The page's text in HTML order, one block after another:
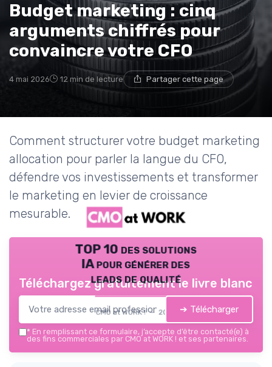
Budget marketing : cinq
arguments chiffrés pour
convaincre votre CFO
4 mai 2026 12 min de lecture Partager cette page
Comment structurer votre budget marketing
allocation pour parler la langue du CFO,
défendre vos investissements et transformer
le marketing en levier de croissance
mesurable.
TOP 10 des solutions
IA pour générer des
leads de qualité
CMO at WORK ! — 2026
Téléchargez gratuitement le livre blanc
➔ Télécharger
* En remplissant ce formulaire, j’accepte d’être contacté(e) à
des fins commerciales par CMO at WORK ! et ses partenaires.